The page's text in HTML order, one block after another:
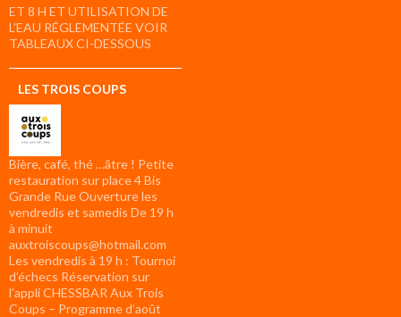
ET 8 H ET UTILISATION DE
L’EAU RÉGLEMENTÉE VOIR
TABLEAUX CI-DESSOUS
LES TROIS COUPS
Bière, café, thé …âtre ! Petite
restauration sur place 4 Bis
Grande Rue Ouverture les
vendredis et samedis De 19 h
à minuit
auxtroiscoups@hotmail.com
Les vendredis à 19 h : Tournoi
d’échecs Réservation sur
l’appli CHESSBAR Aux Trois
Coups – Programme d’août